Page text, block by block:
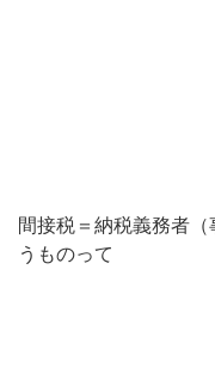
間接税＝納税義務者
うものって